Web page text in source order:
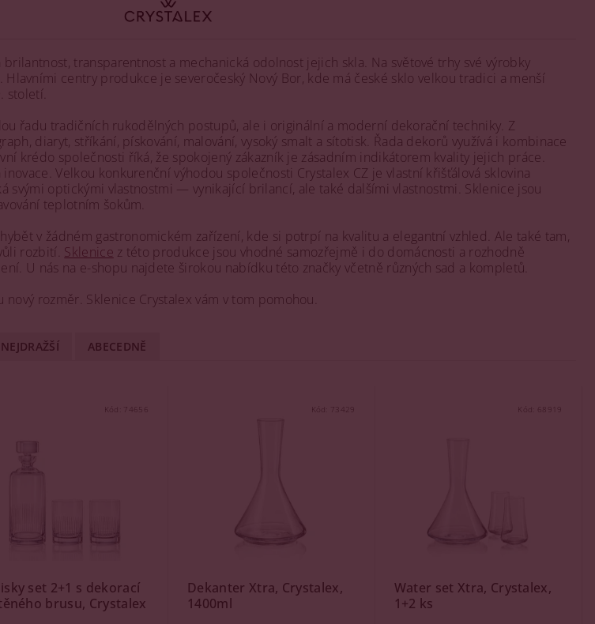
brilantnost, transparentnost a mechanická odolnost jejich skla. Na světové trhy své výrobky
. Hlavními centry produkce je severočeský Nový Bor, kde má české sklo velkou tradici a menší
století.
řadu tradičních rukodělných postupů, ale i originální a moderní dekorační techniky. Z
diaryt, stříkání, pískování, malování, vysoký smalt a sítotisk. Řada dekorů využívá i kombinace
krédo společnosti říká, že spokojený zákazník je zásadním indikátorem kvality jejich práce.
Velkou konkurenční výhodou společnosti Crystalex CZ je vlastní křišťálová sklovina
svými optickými vlastnostmi — vynikající brilancí, ale také dalšími vlastnostmi. Sklenice jsou
teplotním šokům.
v žádném gastronomickém zařízení, kde si potrpí na kvalitu a elegantní vzhled. Ale také tam,
rozbití. Sklenice z této produkce jsou vhodné samozřejmě i do domácnosti a rozhodně
U nás na e-shopu najdete širokou nabídku této značky včetně různých sad a kompletů.
rozměr. Sklenice Crystalex vám v tom pomohou.
NEJDRAŽŠÍ ABECEDNĚ
Kód: 74656
set 2+1 s dekorací
brusu, Crystalex
Kód: 73429
Dekanter Xtra, Crystalex,
1400ml
Kód:
Water set Xtra, Crystalex,
1+2 ks